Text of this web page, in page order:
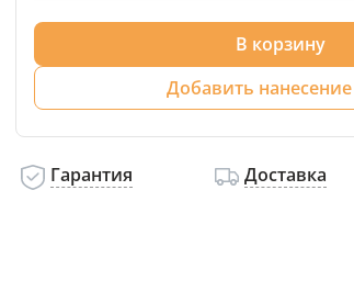
В корзину
Добавить нанесение
Гарантия Доставка